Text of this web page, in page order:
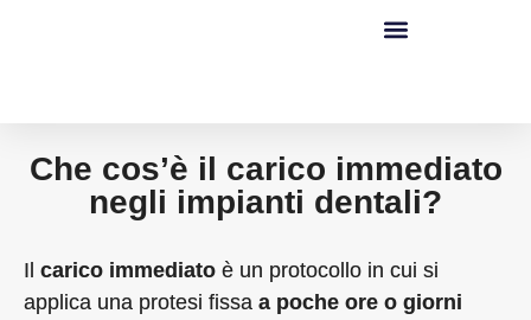
Che cos’è il carico immediato
negli impianti dentali?
Il carico immediato è un protocollo in cui si
applica una protesi fissa a poche ore o giorni